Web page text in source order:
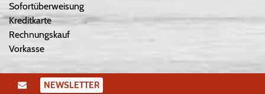
Sofortüberweisung
Kreditkarte
Rechnungskauf
Vorkasse
NEWSLETTER